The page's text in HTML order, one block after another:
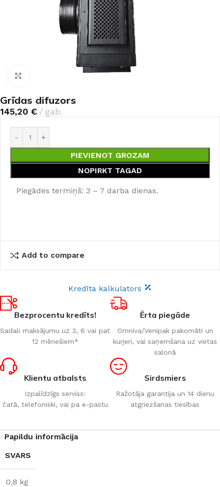
Noklikšķiniet, lai palielinātu
Grīdas difuzors
145,20 € gab.
PIEVIENOT GROZAM
NOPIRKT TAGAD
Piegādes termiņš: 3 – 7 darba dienas.
Add to compare
Kredīta kalkulators
Bezprocentu kredīts!
Sadali maksājumu uz 3, 6 vai pat
12 mēnešiem*
Ērta piegāde
Omniva/Venipak pakomāti un
kurjeri, vai saņemšana uz vietas
salonā
Klientu atbalsts
Izpalīdzīgs serviss:
čatā, telefoniski, vai pa e-pastu
Sirdsmiers
Ražotāja garantija un 14 dienu
atgriezšanas tiesības
Papildu informācija
SVARS
0,8 kg